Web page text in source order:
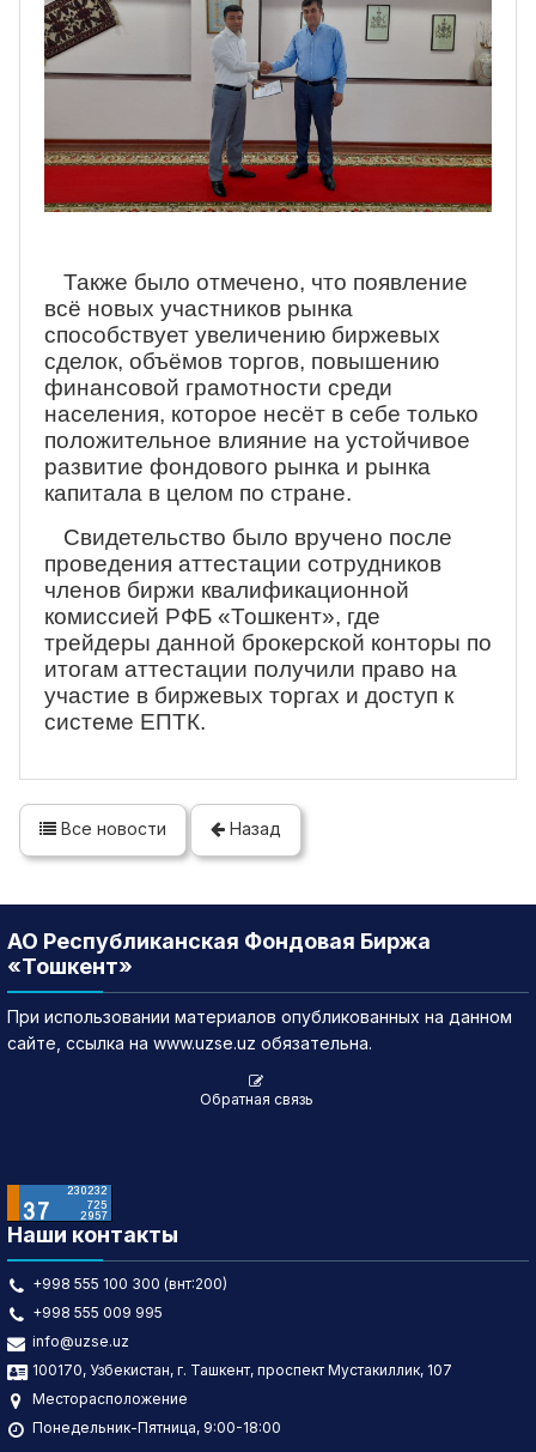
Также было отмечено, что появление
всё новых участников рынка
способствует увеличению биржевых
сделок, объёмов торгов, повышению
финансовой грамотности среди
населения, которое несёт в себе только
положительное влияние на устойчивое
развитие фондового рынка и рынка
капитала в целом по стране.
Свидетельство было вручено после
проведения аттестации сотрудников
членов биржи квалификационной
комиссией РФБ «Тошкент», где
трейдеры данной брокерской конторы по
итогам аттестации получили право на
участие в биржевых торгах и доступ к
системе ЕПТК.
Все новости Назад
АО Республиканская Фондовая Биржа
«Тошкент»
При использовании материалов опубликованных на данном
сайте, ссылка на www.uzse.uz обязательна.
Обратная связь
Наши контакты
+998 555 100 300 (внт:200)
+998 555 009 995
info@uzse.uz
100170, Узбекистан, г. Ташкент, проспект Мустакиллик, 107
Месторасположение
Понедельник-Пятница, 9:00-18:00